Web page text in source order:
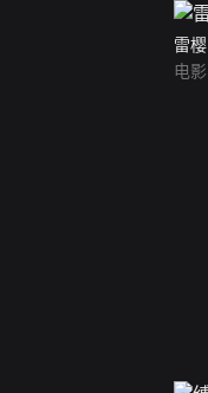
雷樱
电影